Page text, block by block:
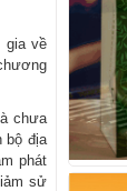
gia về
chưa
bộ địa
phát
sử